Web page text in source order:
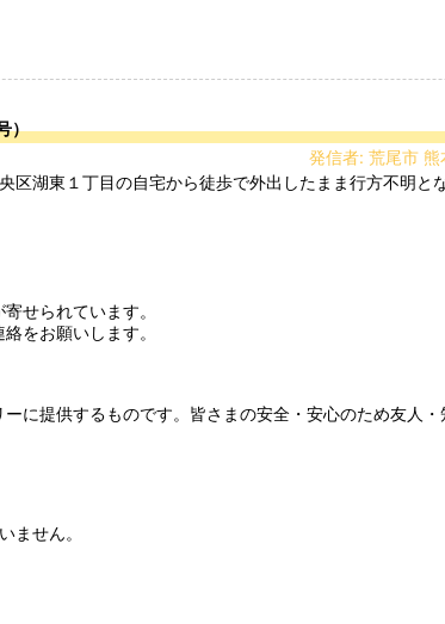
）
発信者: 荒尾市
せられています。
をお願いします。
に提供するものです。皆さまの安全・安心のため友人
ません。